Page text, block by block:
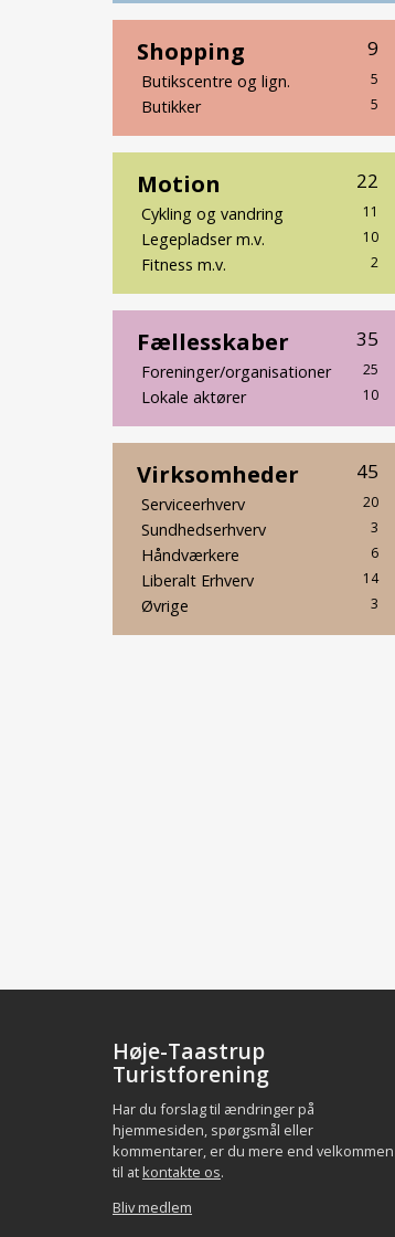
9
Shopping
5
Butikscentre og lign.
5
Butikker
22
Motion
11
Cykling og vandring
10
Legepladser m.v.
2
Fitness m.v.
35
Fællesskaber
25
Foreninger/organisationer
10
Lokale aktører
45
Virksomheder
20
Serviceerhverv
3
Sundhedserhverv
6
Håndværkere
14
Liberalt Erhverv
3
Øvrige
Høje-Taastrup
Turistforening
Har du forslag til ændringer på
hjemmesiden, spørgsmål eller
kommentarer, er du mere end velkommen
til at kontakte os.
Bliv medlem